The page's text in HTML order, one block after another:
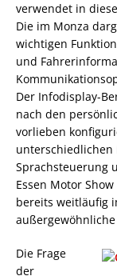
verwendet in
Die im Monza
wichtigen
und
Der Infodisplay-
nach den
vorlieben
unterschiedlichen
Sprachsteuerung
Essen Motor
bereits weitläufig
Die Frage
der